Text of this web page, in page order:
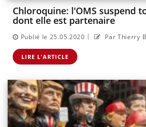
Chloroquine: l'OMS suspend
dont elle est partenaire
Publié le 25.05.2020 | Par Thierry
LIRE L'ARTICLE